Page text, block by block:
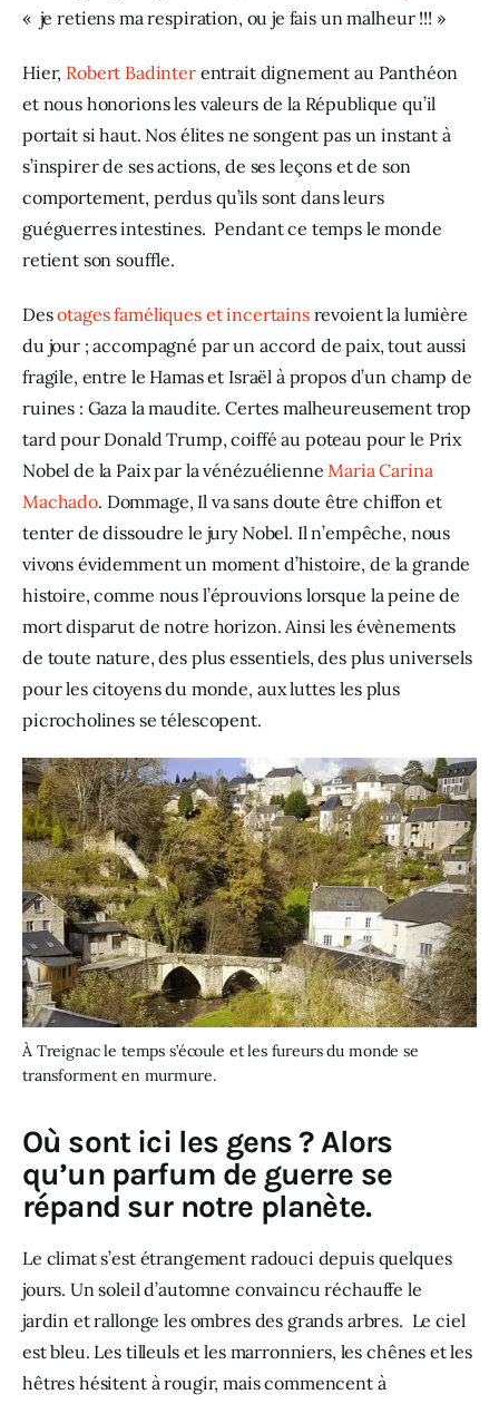
«  je retiens ma respiration, ou je fais un malheur !!! »
Hier, Robert Badinter entrait dignement au Panthéon
et nous honorions les valeurs de la République qu’il
portait si haut. Nos élites ne songent pas un instant à
s’inspirer de ses actions, de ses leçons et de son
comportement, perdus qu’ils sont dans leurs
guéguerres intestines.  Pendant ce temps le monde
retient son souffle.
Des otages faméliques et incertains revoient la lumière
du jour ; accompagné par un accord de paix, tout aussi
fragile, entre le Hamas et Israël à propos d’un champ de
ruines : Gaza la maudite. Certes malheureusement trop
tard pour Donald Trump, coiffé au poteau pour le Prix
Nobel de la Paix par la vénézuélienne Maria Carina
Machado. Dommage, Il va sans doute être chiffon et
tenter de dissoudre le jury Nobel. Il n’empêche, nous
vivons évidemment un moment d’histoire, de la grande
histoire, comme nous l’éprouvions lorsque la peine de
mort disparut de notre horizon. Ainsi les évènements
de toute nature, des plus essentiels, des plus universels
pour les citoyens du monde, aux luttes les plus
picrocholines se télescopent.
À Treignac le temps s’écoule et les fureurs du monde se
transforment en murmure.
Où sont ici les gens ? Alors
qu’un parfum de guerre se
répand sur notre planète.
Le climat s’est étrangement radouci depuis quelques
jours. Un soleil d’automne convaincu réchauffe le
jardin et rallonge les ombres des grands arbres.  Le ciel
est bleu. Les tilleuls et les marronniers, les chênes et les
hêtres hésitent à rougir, mais commencent à